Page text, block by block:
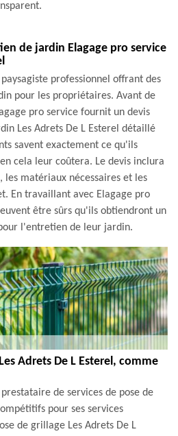
de jardin Elagage pro service
professionnel offrant des
pour les propriétaires. Avant de
pro service fournit un devis
Les Adrets De L Esterel détaillé
savent exactement ce qu'ils
cela leur coûtera. Le devis inclura
matériaux nécessaires et les
En travaillant avec Elagage pro
être sûrs qu'ils obtiendront un
l'entretien de leur jardin.
Adrets De L Esterel, comme
de services de pose de
pour ses services
de grillage Les Adrets De L